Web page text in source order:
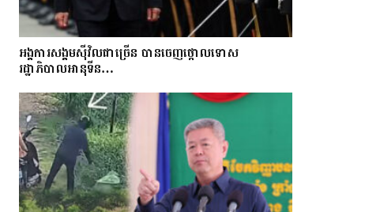
អង្គការសង្គមស៊ីវិលជាច្រើន បានចេញថ្កោលទោស
រដ្ឋាភិបាលអានុទីន…